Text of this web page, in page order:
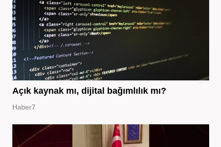
Açık kaynak mı, dijital bağımlılık mı?
Haber7